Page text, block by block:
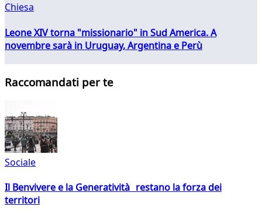
Chiesa
Leone XIV torna "missionario" in Sud America. A
novembre sarà in Uruguay, Argentina e Perù
Raccomandati per te
Sociale
Il Benvivere e la Generatività restano la forza dei
territori